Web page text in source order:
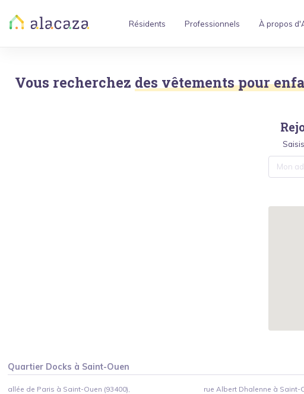
Résidents Professionnels À propos
Vous recherchez des vêtements pour
Quartier Docks à Saint-Ouen
allée de Paris à Saint-Ouen (93400),
rue Albert Dhalenne à Saint-